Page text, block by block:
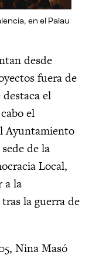
en el Palau
desde
fuera de
el
el
Ayuntamiento
de la
Local,
a la
la guerra de
Nina Masó